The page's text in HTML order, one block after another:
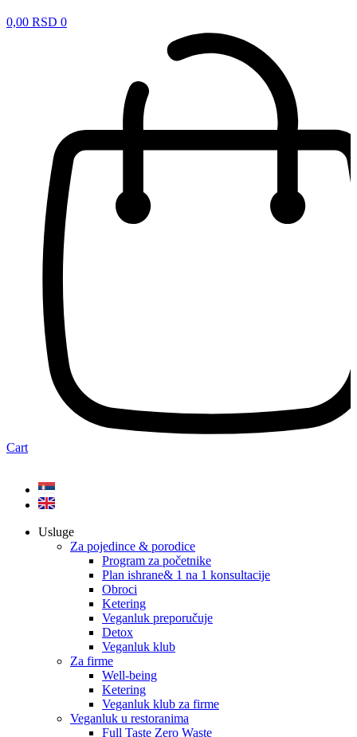
0,00 RSD 0
Cart
Usluge
Za pojedince & porodice
Program za početnike
Plan ishrane& 1 na 1 konsultacije
Obroci
Ketering
Veganluk preporučuje
Detox
Veganluk klub
Za firme
Well-being
Ketering
Veganluk klub za firme
Veganluk u restoranima
Full Taste Zero Waste